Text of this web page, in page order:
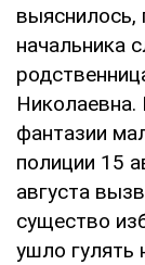
выяснилось,
начальника
фантазии
полиции 15
августа
существо
ушло гулять